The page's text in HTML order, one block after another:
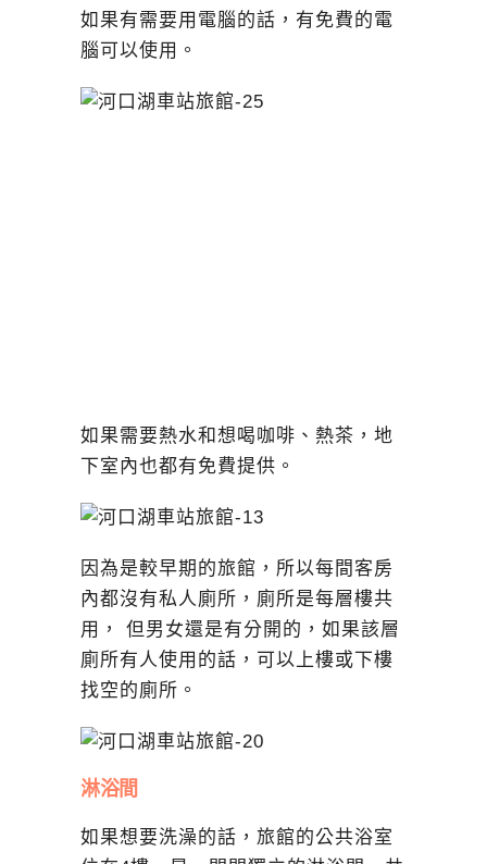
如果有需要用電腦的話，有免費的電
腦可以使用。
如果需要熱水和想喝咖啡、熱茶，地
下室內也都有免費提供。
因為是較早期的旅館，所以每間客房
內都沒有私人廁所，廁所是每層樓共
用， 但男女還是有分開的，如果該層
廁所有人使用的話，可以上樓或下樓
找空的廁所。
淋浴間
如果想要洗澡的話，旅館的公共浴室